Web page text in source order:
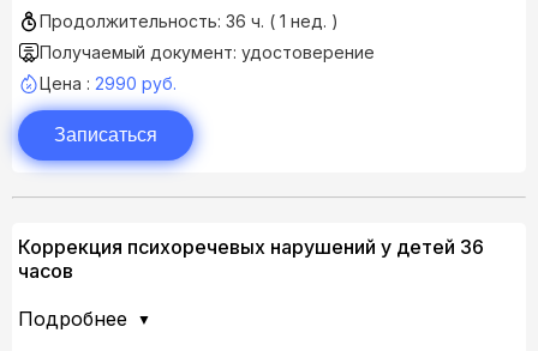
Продолжительность: 36 ч. ( 1 нед. )
Получаемый документ: удостоверение
Цена : 2990 руб.
Записаться
Коррекция психоречевых нарушений у детей 36
часов
Подробнее